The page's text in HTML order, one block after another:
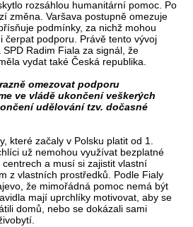
rozsáhlou humanitární pomoc. Po
změna. Varšava postupně omezuje
podmínky, za nichž mohou
čerpat podporu. Právě tento vývoj
Radim Fiala za signál, že
vydat také Česká republika.
omezovat podporu
ve vládě ukončení veškerých
udělování tzv. dočasné
které začaly v Polsku platit od 1.
už nemohou využívat bezplatné
a musí si zajistit vlastní
z vlastních prostředků. Podle Fialy
že mimořádná pomoc nemá být
mají uprchlíky motivovat, aby se
domů, nebo se dokázali sami